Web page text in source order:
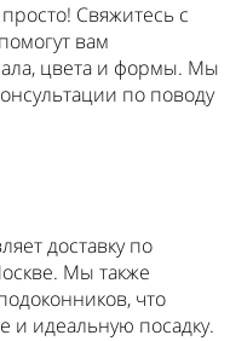
Свяжитесь с
вам
цвета и формы. Мы
по поводу
доставку по
Мы также
что
и идеальную посадку.